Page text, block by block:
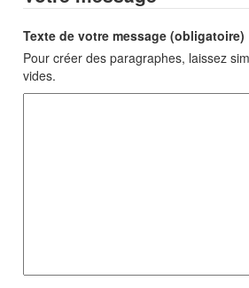
Texte de votre message (obligatoire)
Pour créer des paragraphes, laissez
vides.